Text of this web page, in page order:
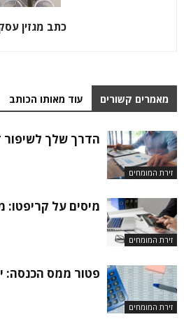
כתב מגזין
מאמרים קשורים עוד מאותו הכותב
זירת המומחים
הדרך שלך לשיפור
זירת המומחים
מיסים על
זירת המומחים
פטור ממס הכנסה: